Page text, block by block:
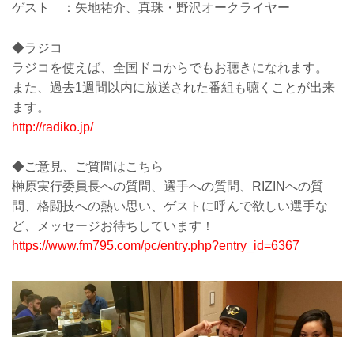
ゲスト ：矢地祐介、真珠・野沢オークライヤー
◆ラジコ
ラジコを使えば、全国ドコからでもお聴きになれます。
また、過去1週間以内に放送された番組も聴くことが出来
ます。
http://radiko.jp/
◆ご意見、ご質問はこちら
榊原実行委員長への質問、選手への質問、RIZINへの質
問、格闘技への熱い思い、ゲストに呼んで欲しい選手な
ど、メッセージお待ちしています！
https://www.fm795.com/pc/entry.php?entry_id=6367